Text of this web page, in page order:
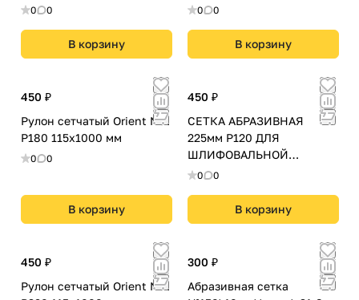
0 0
В корзину
0 0
В корзину
450 ₽
Рулон сетчатый Orient Net
Р180 115х1000 мм
0 0
В корзину
450 ₽
СЕТКА АБРАЗИВНАЯ
225мм Р120 ДЛЯ
ШЛИФОВАЛЬНОЙ
МАШИНЫ 5шт.
0 0
В корзину
450 ₽
Рулон сетчатый Orient Net
300 ₽
Абразивная сетка